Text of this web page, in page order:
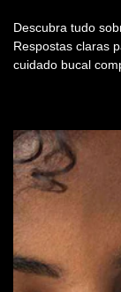
Descubra tudo
Respostas claras
cuidado bucal